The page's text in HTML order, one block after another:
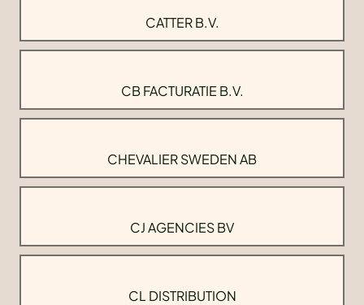
CATTER B.V.
CB FACTURATIE B.V.
CHEVALIER SWEDEN AB
CJ AGENCIES BV
CL DISTRIBUTION